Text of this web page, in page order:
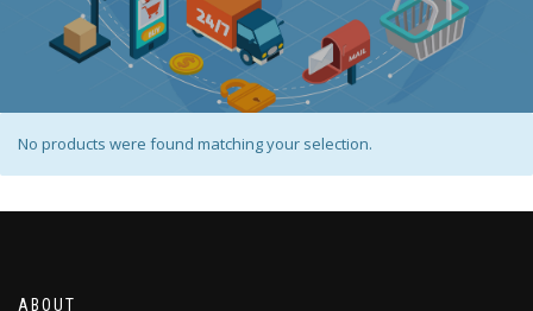
No products were found matching your selection.
ABOUT